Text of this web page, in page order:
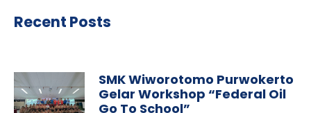
Recent Posts
SMK Wiworotomo Purwokerto
Gelar Workshop “Federal Oil
Go To School”